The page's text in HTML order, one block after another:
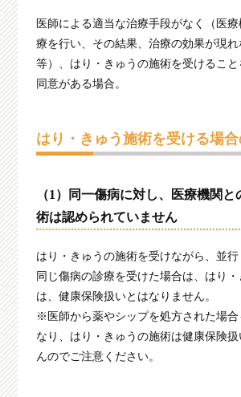
医師による適当な治療手段がなく（医
療を行い、その結果、治療の効果が現
等）、はり・きゅうの施術を受けるこ
同意がある場合。
はり・きゅう施術を受ける場
（1）同一傷病に対し、医療機関
術は認められていません
はり・きゅうの施術を受けながら、並
同じ傷病の診療を受けた場合は、はり
は、健康保険扱いとはなりません。
※医師から薬やシップを処方された場合
なり、はり・きゅうの施術は健康保険
んのでご注意ください。